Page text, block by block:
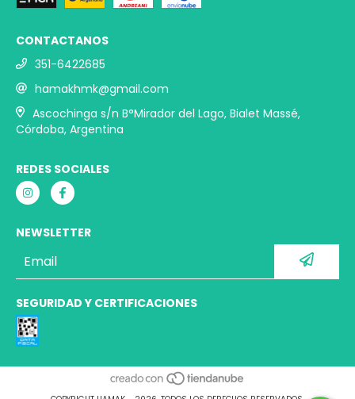
CONTACTANOS
351-6422685
hamakhmk@gmail.com
Ascochinga s/n B°Mirador del Lago, Bialet Massé,
Córdoba, Argentina
REDES SOCIALES
NEWSLETTER
SEGURIDAD Y CERTIFICACIONES